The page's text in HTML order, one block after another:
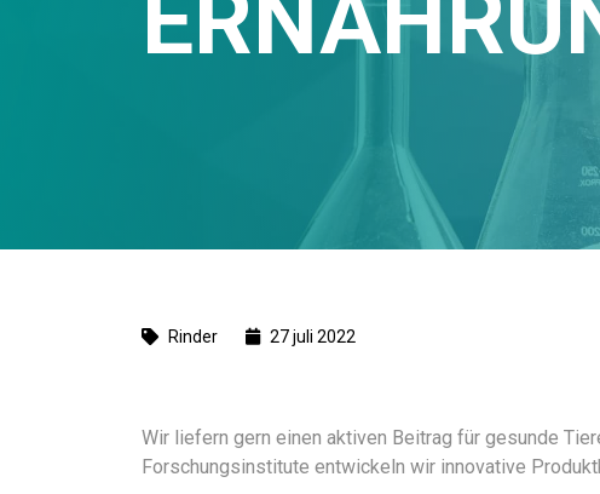
Rinder 27 juli 2022
Wir liefern gern einen aktiven Beitrag für gesunde
Forschungsinstitute entwickeln wir innovative